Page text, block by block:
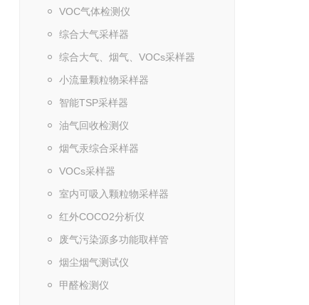
VOC气体检测仪
综合大气采样器
综合大气、烟气、VOCs采样器
小流量颗粒物采样器
智能TSP采样器
油气回收检测仪
烟气汞综合采样器
VOCs采样器
室内可吸入颗粒物采样器
红外COCO2分析仪
废气污染源多功能取样管
烟尘烟气测试仪
甲醛检测仪